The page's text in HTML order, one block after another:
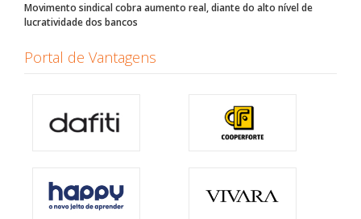
Movimento sindical cobra aumento real, diante do alto nível de
lucratividade dos bancos
Portal de Vantagens